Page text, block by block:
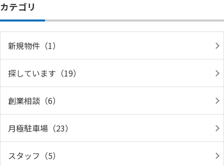
カテゴリ
新規物件（1）
探しています（19）
創業相談（6）
月極駐車場（23）
スタッフ（5）